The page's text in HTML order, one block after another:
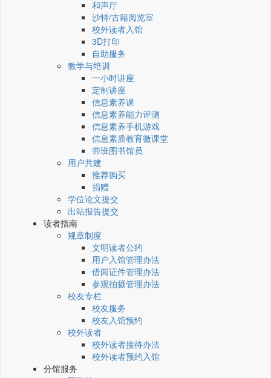
和声厅
沙特/古籍阅览室
校外读者入馆
3D打印
自助服务
教学与培训
一小时讲座
定制讲座
信息素养课
信息素养能力评测
信息素养手机游戏
信息素质教育微课堂
带班图书馆员
用户共建
推荐购买
捐赠
学位论文提交
出站报告提交
读者指南
规章制度
文明读者公约
用户入馆管理办法
借阅证件管理办法
参观拍摄管理办法
校友专栏
校友服务
校友入馆预约
校外读者
校外读者接待办法
校外读者预约入馆
分馆服务